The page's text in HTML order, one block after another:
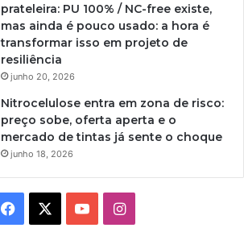
prateleira: PU 100% / NC-free existe,
mas ainda é pouco usado: a hora é
transformar isso em projeto de
resiliência
junho 20, 2026
Nitrocelulose entra em zona de risco:
preço sobe, oferta aperta e o
mercado de tintas já sente o choque
junho 18, 2026
Facebook YouTubeInstagram